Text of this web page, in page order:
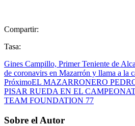
Compartir:
Tasa:
Gines Campillo, Primer Teniente de
de coronavirs en Mazarrón y llama a la
PróximoEL MAZARRONERO
PISAR RUEDA EN EL
TEAM FOUNDATION 77
Sobre el Autor